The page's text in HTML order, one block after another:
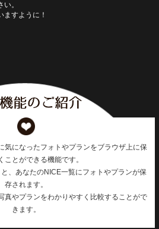
。
すように！
気になったフォトやプランをブラウザ上に保
ことができる機能です。
、あなたのNICE一覧にフォトやプランが保
存されます。
真やプランをわかりやすく比較することがで
きます。